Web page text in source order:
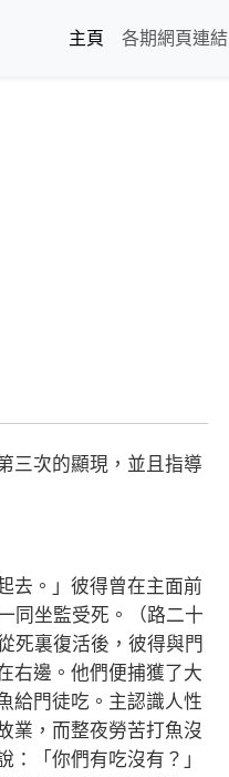
主頁
各期網頁連結
次的顯現，並且指導
。」彼得曾在主面前
同坐監受死。（路二十
死裏復活後，彼得與門
右邊。他們便捕獲了大
給門徒吃。主認識人性
業，而整夜勞苦打魚沒
「你們有吃沒有？」